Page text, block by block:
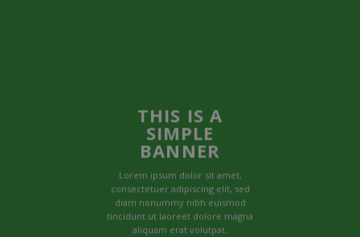
THIS IS A
SIMPLE
BANNER
Lorem ipsum dolor sit amet,
consectetuer adipiscing elit, sed
diam nonummy nibh euismod
tincidunt ut laoreet dolore magna
aliquam erat volutpat.